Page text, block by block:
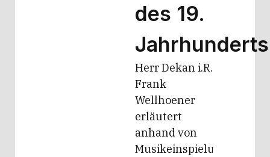
des 19.
Jahrhunderts
Herr Dekan i.R.
Frank
Wellhoener
erläutert
anhand von
Musikeinspielungen